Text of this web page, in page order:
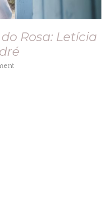
Rosa: Letícia